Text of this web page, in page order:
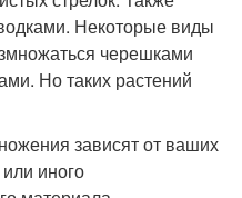
Некоторые виды
черешками
Но таких растений
зависят от ваших
иного